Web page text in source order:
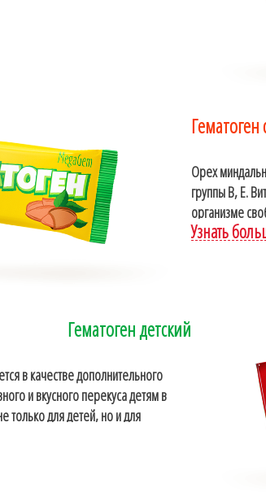
Орех
группы В, Е.
организме
Узнать
Гематоген детский
в качестве дополнительного
и вкусного перекуса детям в
только для детей, но и для
нагрузках, хорош для